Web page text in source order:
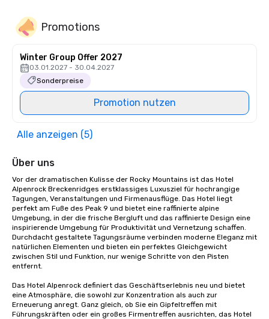
Promotions
Winter Group Offer 2027
03.01.2027 - 30.04.2027
Sonderpreise
Promotion nutzen
Alle anzeigen (5)
Über uns
Vor der dramatischen Kulisse der Rocky Mountains ist das Hotel
Alpenrock Breckenridges erstklassiges Luxusziel für hochrangige
Tagungen, Veranstaltungen und Firmenausflüge. Das Hotel liegt
perfekt am Fuße des Peak 9 und bietet eine raffinierte alpine
Umgebung, in der die frische Bergluft und das raffinierte Design eine
inspirierende Umgebung für Produktivität und Vernetzung schaffen.
Durchdacht gestaltete Tagungsräume verbinden moderne Eleganz mit
natürlichen Elementen und bieten ein perfektes Gleichgewicht
zwischen Stil und Funktion, nur wenige Schritte von den Pisten
entfernt.
Das Hotel Alpenrock definiert das Geschäftserlebnis neu und bietet
eine Atmosphäre, die sowohl zur Konzentration als auch zur
Erneuerung anregt. Ganz gleich, ob Sie ein Gipfeltreffen mit
Führungskräften oder ein großes Firmentreffen ausrichten, das Hotel